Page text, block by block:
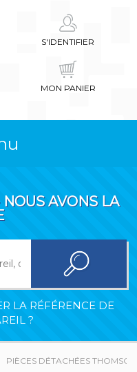
S'IDENTIFIER
MON PANIER
AVONS LA
LA RÉFÉRENCE DE
?
PIÈCES DÉTACHÉES THOMSON